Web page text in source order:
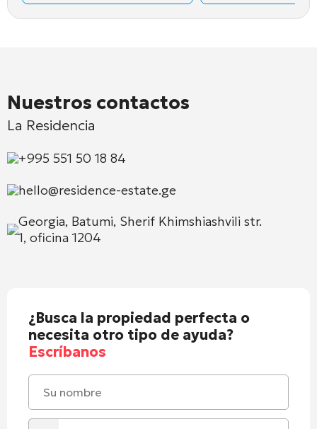
Nuestros contactos
La Residencia
+995 551 50 18 84
hello@residence-estate.ge
Georgia, Batumi, Sherif Khimshiashvili str.
1, oficina 1204
¿Busca la propiedad perfecta o
necesita otro tipo de ayuda?
Escríbanos